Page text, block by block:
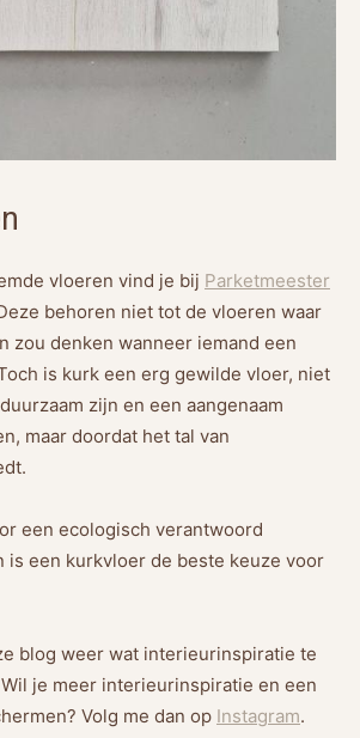
vloeren vind je bij Parketmeester
behoren niet tot de vloeren waar
zou denken wanneer iemand een
is kurk een erg gewilde vloer, niet
zijn en een aangenaam
maar doordat het tal van
een ecologisch verantwoord
is een kurkvloer de beste keuze voor
blog weer wat interieurinspiratie te
je meer interieurinspiratie en een
Volg me dan op Instagram.